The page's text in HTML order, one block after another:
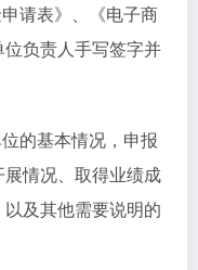
请表》、《电子商
负责人手写签字并
的基本情况，申报
情况、取得业绩成
及其他需要说明的